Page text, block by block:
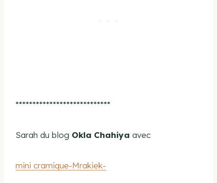
****************************
Sarah du blog Okla Chahiya avec
mini cramique-Mrakiek-